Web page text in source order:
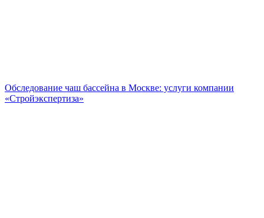
Обследование чаш бассейна в Москве: услуги компании
«Стройэкспертиза»